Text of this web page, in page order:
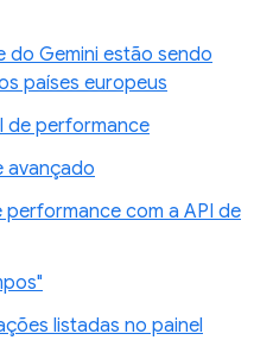
do Gemini estão sendo
países europeus
de performance
avançado
performance com a API de
listadas no painel